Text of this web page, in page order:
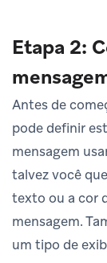
Etapa 2:
Antes de
pode definir
mensagem
talvez você
texto ou a cor
mensagem.
um tipo de